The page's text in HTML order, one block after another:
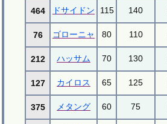
464 ドサイドン 115 140
76 ゴローニャ 80 110
212 ハッサム 70 130
127 カイロス 65 125
375 メタング 60 75